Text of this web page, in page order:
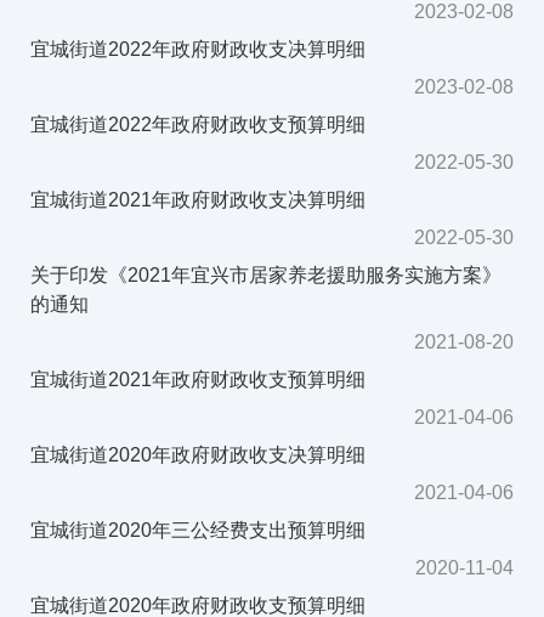
2023-02-08
宜城街道2022年政府财政收支决算明细
2023-02-08
宜城街道2022年政府财政收支预算明细
2022-05-30
宜城街道2021年政府财政收支决算明细
2022-05-30
关于印发《2021年宜兴市居家养老援助服务实施方案》
的通知
2021-08-20
宜城街道2021年政府财政收支预算明细
2021-04-06
宜城街道2020年政府财政收支决算明细
2021-04-06
宜城街道2020年三公经费支出预算明细
2020-11-04
宜城街道2020年政府财政收支预算明细